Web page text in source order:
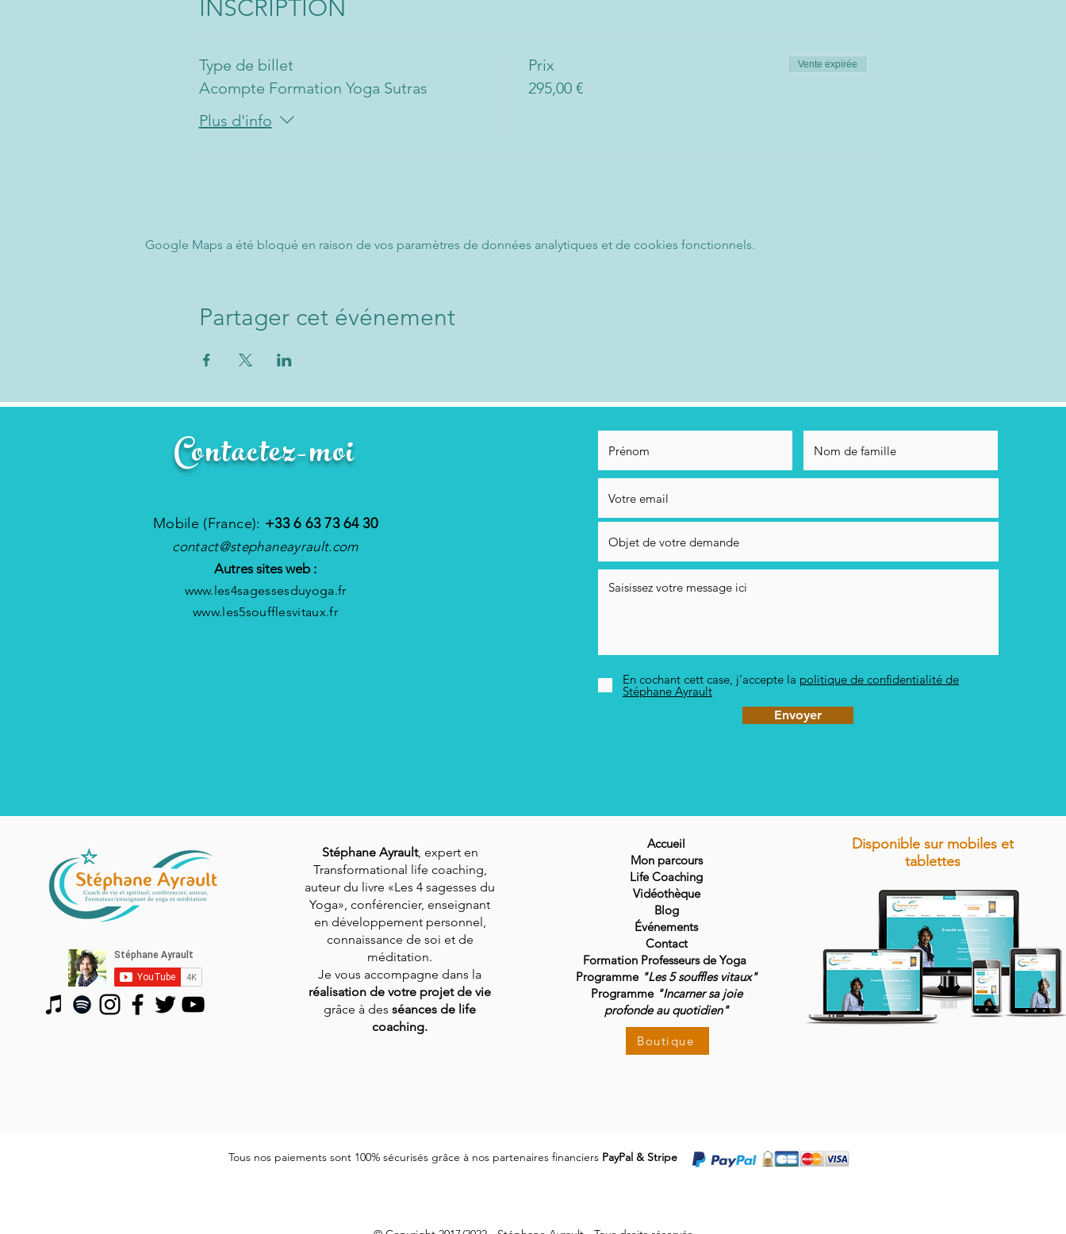
INSCRIPTION
Type de billet
Acompte Formation Yoga Sutras
Plus d'info
Prix
295,00 €
Vente expirée
Google Maps a été bloqué en raison de vos paramètres de données analytiques et de cookies fonctionnels.
Partager cet événement
Contactez-moi
Mobile (France): +33 6 63 73 64 30
contact@stephaneayrault.com
Autres sites web :
www.les4sagessesduyoga.fr
www.les5soufflesvitaux.fr
En cochant cett case, j'accepte la politique de confidentialité de
Stéphane Ayrault
Envoyer
Stéphane Ayrault, expert en
Transformational life coaching,
auteur du livre «Les 4 sagesses du
Yoga», conférencier, enseignant
en développement personnel,
connaissance de soi et de
méditation.
Je vous accompagne dans la
réalisation de votre projet de vie
grâce à des séances de life
coaching.
Accueil
Mon parcours
Life Coaching
Vidéothèque
Blog
Événements
Contact
Formation Professeurs de Yoga
Programme "Les 5 souffles vitaux"
Programme "Incarner sa joie
profonde au quotidien"
Boutique
Disponible sur mobiles et
tablettes
Tous nos paiements sont 100% sécurisés grâce à nos partenaires financiers PayPal & Stripe